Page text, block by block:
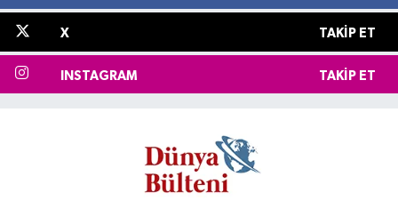
X TAKIP ET
INSTAGRAM TAKIP ET